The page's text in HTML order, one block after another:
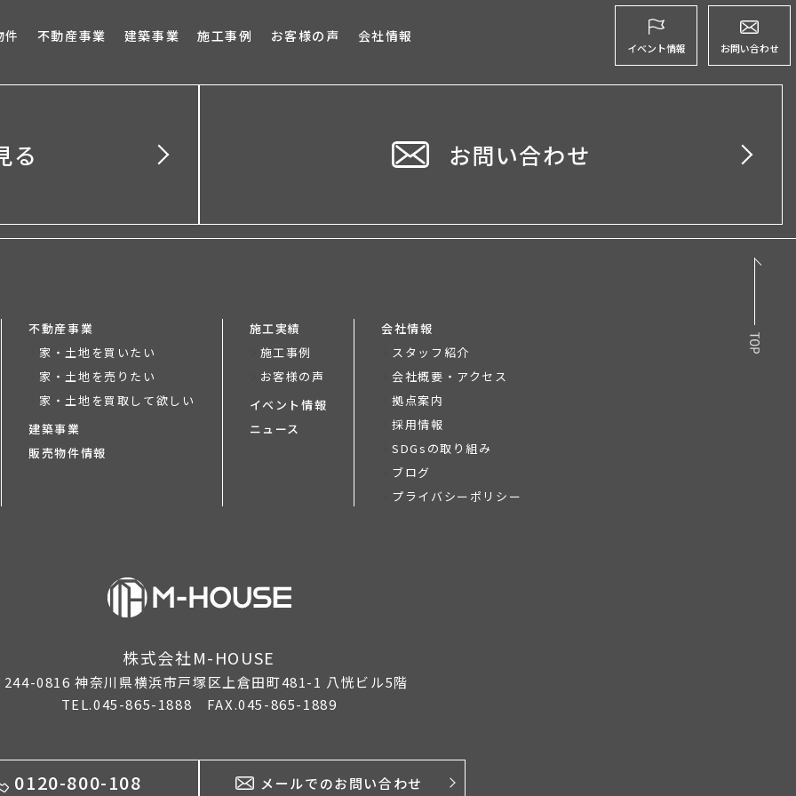
件 不動産事業 建築事業 施工事例 お客様の声 会社情報
イベント情報 お問い合わせ
る お問い合わせ
不動産事業
家・土地を買いたい
家・土地を売りたい
家・土地を買取して欲しい
建築事業
販売物件情報
施工実績
施工事例
お客様の声
イベント情報
ニュース
会社情報
スタッフ紹介
会社概要・アクセス
拠点案内
採用情報
SDGsの取り組み
ブログ
プライバシーポリシー
株式会社M-HOUSE
244-0816 神奈川県横浜市戸塚区上倉田町481-1 八恍ビル5階
TEL.045-865-1888 FAX.045-865-1889
0120-800-108 メールでのお問い合わせ